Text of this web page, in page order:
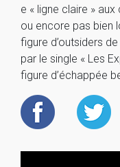
e « ligne claire »
ou encore pas bien
figure d’outsiders
par le single « Les
figure d’échappée